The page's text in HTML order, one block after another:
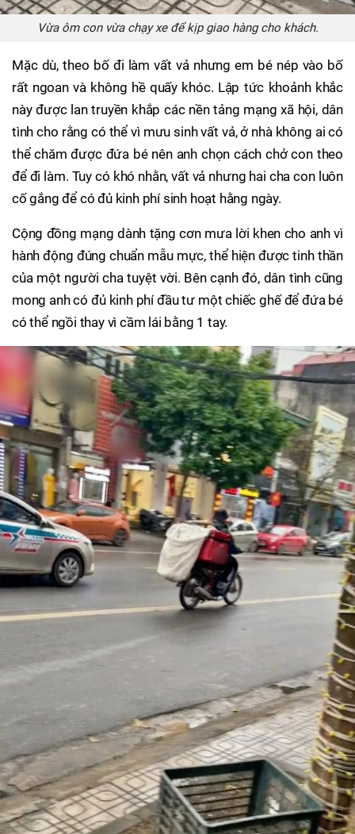
Vừa ôm con vừa chạy xe để kịp giao hàng cho khách.
Mặc dù, theo bố đi làm vất vả nhưng em bé nép vào bố
rất ngoan và không hề quấy khóc. Lập tức khoảnh khắc
này được lan truyền khắp các nền tảng mạng xã hội, dân
tình cho rằng có thể vì mưu sinh vất vả, ở nhà không ai có
thể chăm được đứa bé nên anh chọn cách chở con theo
để đi làm. Tuy có khó nhằn, vất vả nhưng hai cha con luôn
cố gắng để có đủ kinh phí sinh hoạt hằng ngày.
Cộng đồng mạng dành tặng cơn mưa lời khen cho anh vì
hành động đúng chuẩn mẫu mực, thể hiện được tinh thần
của một người cha tuyệt vời. Bên cạnh đó, dân tình cũng
mong anh có đủ kinh phí đầu tư một chiếc ghế để đứa bé
có thể ngồi thay vì cầm lái bằng 1 tay.